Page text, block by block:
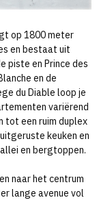
op 1800 meter
en bestaat uit
piste en Prince des
en de
du Diable loop je
variërend
tot een ruim duplex
keuken en
en bergtoppen.
naar het centrum
lange avenue vol